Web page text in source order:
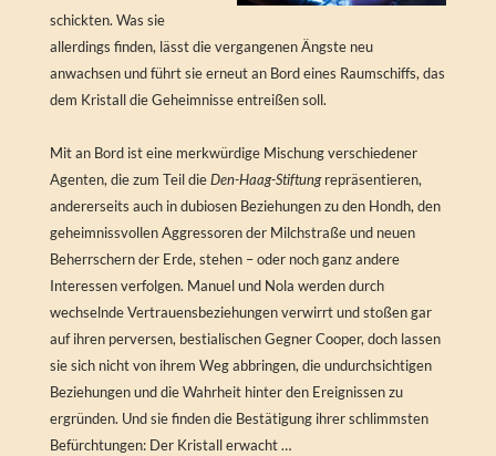
schickten. Was sie
allerdings finden, lässt die vergangenen Ängste neu
anwachsen und führt sie erneut an Bord eines Raumschiffs, das
dem Kristall die Geheimnisse entreißen soll.
Mit an Bord ist eine merkwürdige Mischung verschiedener
Agenten, die zum Teil dieDen-Haag-Stiftungrepräsentieren,
andererseits auch in dubiosen Beziehungen zu den Hondh, den
geheimnissvollen Aggressoren der Milchstraße und neuen
Beherrschern der Erde, stehen – oder noch ganz andere
Interessen verfolgen. Manuel und Nola werden durch
wechselnde Vertrauensbeziehungen verwirrt und stoßen gar
auf ihren perversen, bestialischen Gegner Cooper, doch lassen
sie sich nicht von ihrem Weg abbringen, die undurchsichtigen
Beziehungen und die Wahrheit hinter den Ereignissen zu
ergründen. Und sie finden die Bestätigung ihrer schlimmsten
Befürchtungen: Der Kristall erwacht …